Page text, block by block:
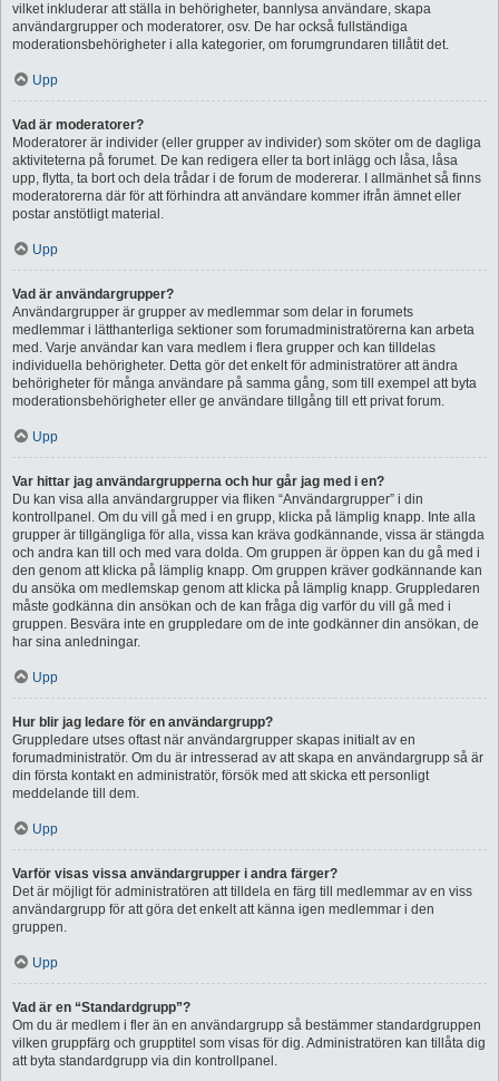
vilket inkluderar att ställa in behörigheter, bannlysa användare, skapa
användargrupper och moderatorer, osv. De har också fullständiga
moderationsbehörigheter i alla kategorier, om forumgrundaren tillåtit det.
Upp
Vad är moderatorer?
Moderatorer är individer (eller grupper av individer) som sköter om de dagliga
aktiviteterna på forumet. De kan redigera eller ta bort inlägg och låsa, låsa
upp, flytta, ta bort och dela trådar i de forum de modererar. I allmänhet så finns
moderatorerna där för att förhindra att användare kommer ifrån ämnet eller
postar anstötligt material.
Upp
Vad är användargrupper?
Användargrupper är grupper av medlemmar som delar in forumets
medlemmar i lätthanterliga sektioner som forumadministratörerna kan arbeta
med. Varje användar kan vara medlem i flera grupper och kan tilldelas
individuella behörigheter. Detta gör det enkelt för administratörer att ändra
behörigheter för många användare på samma gång, som till exempel att byta
moderationsbehörigheter eller ge användare tillgång till ett privat forum.
Upp
Var hittar jag användargrupperna och hur går jag med i en?
Du kan visa alla användargrupper via fliken “Användargrupper” i din
kontrollpanel. Om du vill gå med i en grupp, klicka på lämplig knapp. Inte alla
grupper är tillgängliga för alla, vissa kan kräva godkännande, vissa är stängda
och andra kan till och med vara dolda. Om gruppen är öppen kan du gå med i
den genom att klicka på lämplig knapp. Om gruppen kräver godkännande kan
du ansöka om medlemskap genom att klicka på lämplig knapp. Gruppledaren
måste godkänna din ansökan och de kan fråga dig varför du vill gå med i
gruppen. Besvära inte en gruppledare om de inte godkänner din ansökan, de
har sina anledningar.
Upp
Hur blir jag ledare för en användargrupp?
Gruppledare utses oftast när användargrupper skapas initialt av en
forumadministratör. Om du är intresserad av att skapa en användargrupp så är
din första kontakt en administratör, försök med att skicka ett personligt
meddelande till dem.
Upp
Varför visas vissa användargrupper i andra färger?
Det är möjligt för administratören att tilldela en färg till medlemmar av en viss
användargrupp för att göra det enkelt att känna igen medlemmar i den
gruppen.
Upp
Vad är en “Standardgrupp”?
Om du är medlem i fler än en användargrupp så bestämmer standardgruppen
vilken gruppfärg och grupptitel som visas för dig. Administratören kan tillåta dig
att byta standardgrupp via din kontrollpanel.